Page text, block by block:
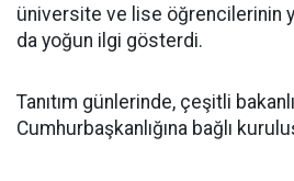
üniversite ve lise öğrencilerinin
da yoğun ilgi gösterdi.
Tanıtım günlerinde, çeşitli
Cumhurbaşkanlığına bağlı